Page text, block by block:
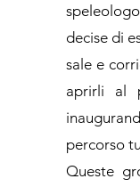
decise di
sale e
aprirli al
percorso
Queste